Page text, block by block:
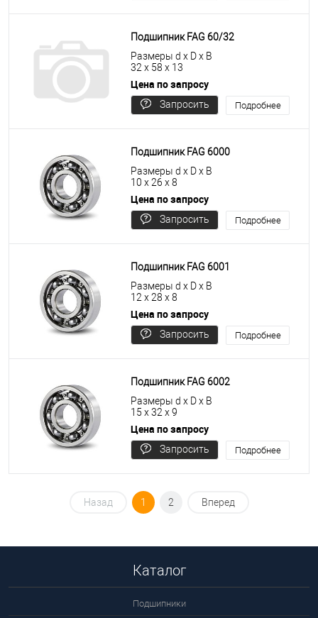
Подшипник FAG 60/32
Размеры d x D x B
32 x 58 x 13
Цена по запросу
Запросить
Подробнее
Подшипник FAG 6000
Размеры d x D x B
10 x 26 x 8
Цена по запросу
Запросить
Подробнее
Подшипник FAG 6001
Размеры d x D x B
12 x 28 x 8
Цена по запросу
Запросить
Подробнее
Подшипник FAG 6002
Размеры d x D x B
15 x 32 x 9
Цена по запросу
Запросить
Подробнее
Назад 1 2 Вперед
Каталог
Подшипники